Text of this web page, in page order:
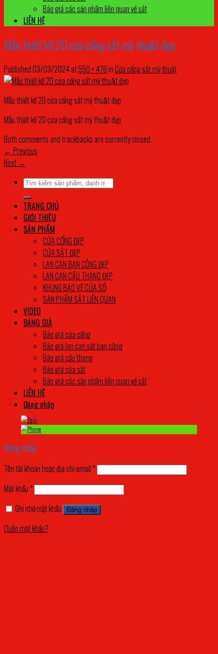
Báo giá các sản phẩm liên quan về sắt
LIÊN HỆ
Mẫu thiết kế 2D cửa cổng sắt mỹ thuật đẹp
Published03/03/2024at550 × 476inCửa cổng sắt mỹ thuật
Mẫu thiết kế 2D cửa cổng sắt mỹ thuật đẹp
Mẫu thiết kế 2D cửa cổng sắt mỹ thuật đẹp
Both comments and trackbacks are currently closed.
← Previous
Next →
Tìm
kiếm:
TRANG CHỦ
GIỚI THIỆU
SẢN PHẨM
CỬA CỔNG ĐẸP
CỬA SẮT ĐẸP
LAN CAN BAN CÔNG ĐẸP
LAN CAN CẦU THANG ĐẸP
KHUNG BẢO VỆ CỬA SỔ
SẢN PHẨM SẮT LIÊN QUAN
VIDEO
BẢNG GIÁ
Báo giá cửa cổng
Báo giá lan can sắt ban công
Báo giá cầu thang
Báo giá cửa sắt
Báo giá các sản phẩm liên quan về sắt
LIÊN HỆ
Đăng nhập
Đăng nhập
Tên tài khoản hoặc địa chỉ email *
Mật khẩu *
Ghi nhớ mật khẩu
Đăng nhập
Quên mật khẩu?